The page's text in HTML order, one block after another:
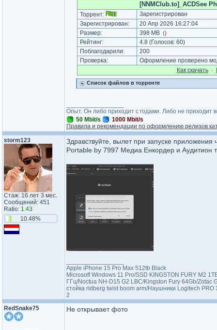
[NNMClub.to]_ACDSee
Торрент:
Зарегистрирован
Зарегистрирован:
20 Апр 2026 16:27:04
Размер:
398 MB ()
Рейтинг: 4.8 (Голосов: 60)
Поблагодарили:
200
Проверка:
Оформление проверено
Как cкачать·
Список файлов в торренте
Опыт. Он либо приходит с годами. Либо не приходит
50 Mbit/s
1000 Mbit/s
Правила и рекомендации по оформлению релизов
storm123
Стаж: 16 лет 3 мес.
Сообщений: 451
Ratio: 1.43
10.48%
Здравствуйте, вылет при запуске
Portable by 7997 Медиа Енкордер и Аудитион
Apple iPhone 15 Pro Max 512tb Black
Microsoft Windows 11 Pro/SSD KINGSTON FURY M2
ГГц/Noctua NH-D15 G2 LBC/Kingston Fury 64Gb/
стойка ridberg twist boom arm/Наушники Logitech
2
RedSnake75
Не открывает фото